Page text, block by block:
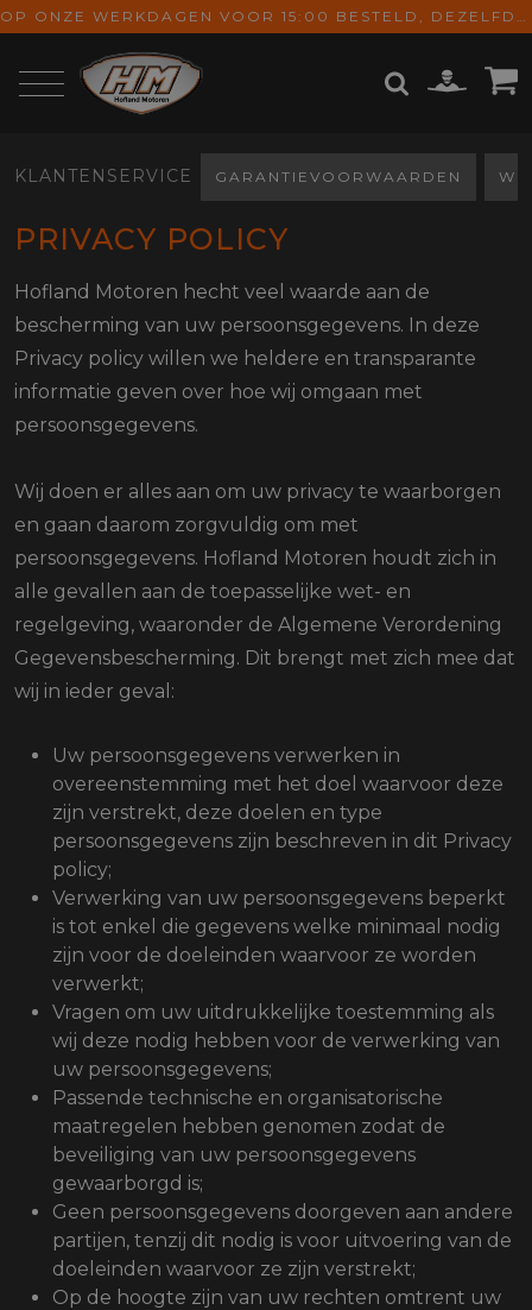
OP ONZE WERKDAGEN VOOR 15:00 BESTELD, DEZELFDE DAG VERZONDEN! GRATIS VERZENDING VANAF € 65,-
ZOEKEN
KLANTENSERVICE GARANTIEVOORWAARDEN
PRIVACY POLICY
Hofland Motoren hecht veel waarde aan de
bescherming van uw persoonsgegevens. In deze
Privacy policy willen we heldere en transparante
informatie geven over hoe wij omgaan met
persoonsgegevens.
Wij doen er alles aan om uw privacy te waarborgen
en gaan daarom zorgvuldig om met
persoonsgegevens. Hofland Motoren houdt zich in
alle gevallen aan de toepasselijke wet- en
regelgeving, waaronder de Algemene Verordening
Gegevensbescherming. Dit brengt met zich mee dat
wij in ieder geval:
Uw persoonsgegevens verwerken in
overeenstemming met het doel waarvoor deze
zijn verstrekt, deze doelen en type
persoonsgegevens zijn beschreven in dit Privacy
policy;
Verwerking van uw persoonsgegevens beperkt
is tot enkel die gegevens welke minimaal nodig
zijn voor de doeleinden waarvoor ze worden
verwerkt;
Vragen om uw uitdrukkelijke toestemming als
wij deze nodig hebben voor de verwerking van
uw persoonsgegevens;
Passende technische en organisatorische
maatregelen hebben genomen zodat de
beveiliging van uw persoonsgegevens
gewaarborgd is;
Geen persoonsgegevens doorgeven aan andere
partijen, tenzij dit nodig is voor uitvoering van de
doeleinden waarvoor ze zijn verstrekt;
Op de hoogte zijn van uw rechten omtrent uw